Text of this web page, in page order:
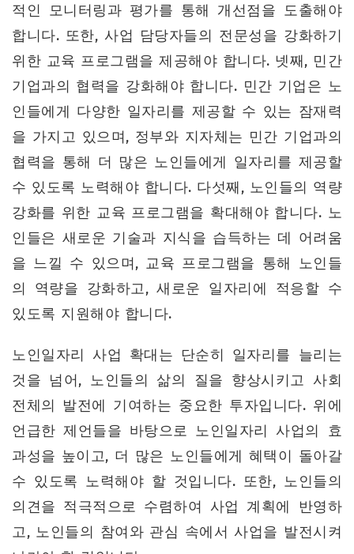
적인 모니터링과 평가를 통해 개선점을 도출해야
합니다. 또한, 사업 담당자들의 전문성을 강화하기
위한 교육 프로그램을 제공해야 합니다. 넷째, 민간
기업과의 협력을 강화해야 합니다. 민간 기업은 노
인들에게 다양한 일자리를 제공할 수 있는 잠재력
을 가지고 있으며, 정부와 지자체는 민간 기업과의
협력을 통해 더 많은 노인들에게 일자리를 제공할
수 있도록 노력해야 합니다. 다섯째, 노인들의 역량
강화를 위한 교육 프로그램을 확대해야 합니다. 노
인들은 새로운 기술과 지식을 습득하는 데 어려움
을 느낄 수 있으며, 교육 프로그램을 통해 노인들
의 역량을 강화하고, 새로운 일자리에 적응할 수
있도록 지원해야 합니다.
노인일자리 사업 확대는 단순히 일자리를 늘리는
것을 넘어, 노인들의 삶의 질을 향상시키고 사회
전체의 발전에 기여하는 중요한 투자입니다. 위에
언급한 제언들을 바탕으로 노인일자리 사업의 효
과성을 높이고, 더 많은 노인들에게 혜택이 돌아갈
수 있도록 노력해야 할 것입니다. 또한, 노인들의
의견을 적극적으로 수렴하여 사업 계획에 반영하
고, 노인들의 참여와 관심 속에서 사업을 발전시켜